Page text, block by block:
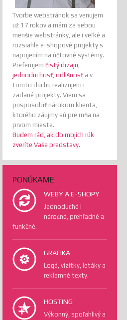
Tvorbe webstránok sa venujem
už 17 rokov a mám za sebou
menšie webstránky, ale i veľké a
rozsiahle e-shopové projekty s
napojením na účtovné systémy.
Preferujem čistý dizajn,
jednoduchosť, odlišnosť a v
tomto duchu realizujem i
zadané projekty. Viem sa
prisposobiť nárokom klienta,
ktorého záujmy sú pre mňa na
prvom mieste.
Budem rád, ak do mojích rúk
zveríte Vaše predstavy.
PONÚKAME
WEBY A E-SHOPY
Jednoduché i
náročné, prehľadné a
funkčné.
GRAFIKA
Logá, vizitky, letáky a
reklamné texty.
HOSTING
Výkonný, spoľahlivý a